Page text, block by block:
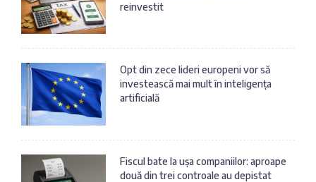
reinvestit
Opt din zece lideri europeni vor să
investească mai mult în inteligența
artificială
Fiscul bate la ușa companiilor: aproape
două din trei controale au depistat